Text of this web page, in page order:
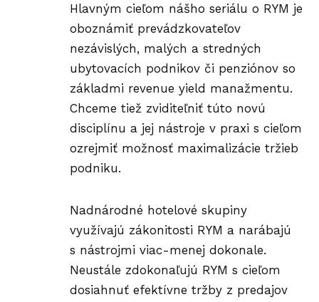
Hlavným cieľom nášho seriálu o RYM je
oboznámiť prevádzkovateľov
nezávislých, malých a stredných
ubytovacích podnikov či penziónov so
základmi revenue yield manažmentu.
Chceme tiež zviditeľniť túto novú
disciplínu a jej nástroje v praxi s cieľom
ozrejmiť možnosť maximalizácie tržieb
podniku.
Nadnárodné hotelové skupiny
využívajú zákonitosti RYM a narábajú
s nástrojmi viac-menej dokonale.
Neustále zdokonaľujú RYM s cieľom
dosiahnuť efektívne tržby z predajov